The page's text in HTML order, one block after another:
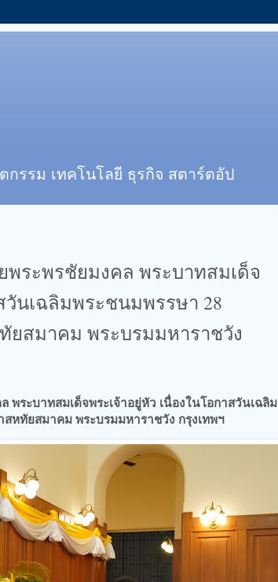
กรรม เทคโนโลยี ธุรกิจ สตาร์ตอัป
ระพรชัยมงคล พระบาทสมเด็จ
วันเฉลิมพระชนมพรรษา 28
ยสมาคม พระบรมมหาราชวัง
พระบาทสมเด็จพระเจ้าอยู่หัว เนื่องในโอกาสวันเฉลิม
หทัยสมาคม พระบรมมหาราชวัง กรุงเทพฯ